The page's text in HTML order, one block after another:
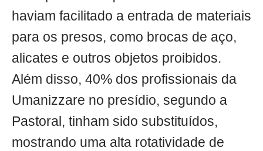
haviam facilitado a entrada de materiais
para os presos, como brocas de aço,
alicates e outros objetos proibidos.
Além disso, 40% dos profissionais da
Umanizzare no presídio, segundo a
Pastoral, tinham sido substituídos,
mostrando uma alta rotatividade de